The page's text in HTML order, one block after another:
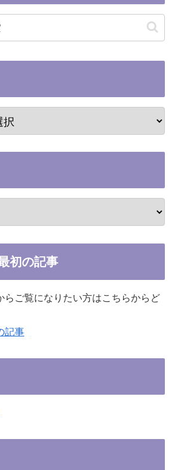
初の記事
らご覧になりたい方はこちらからど
記事